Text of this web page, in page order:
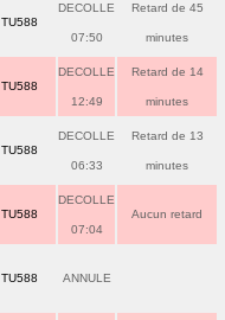
TU588
DECOLLE
07:50
Retard de 45
minutes
TU588
DECOLLE
12:49
Retard de 14
minutes
TU588
DECOLLE
06:33
Retard de 13
minutes
TU588
DECOLLE
07:04
Aucun retard
TU588 ANNULE